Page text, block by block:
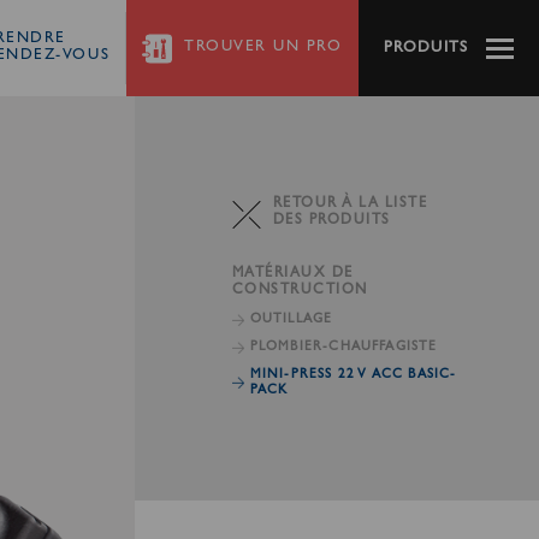
VOUS
TROUVER UN PRO PRODUITS
RETOUR À LA LISTE
DES PRODUITS
MATÉRIAUX DE
CONSTRUCTION
OUTILLAGE
PLOMBIER-CHAUFFAGISTE
MINI-PRESS 22 V ACC BASIC-
PACK